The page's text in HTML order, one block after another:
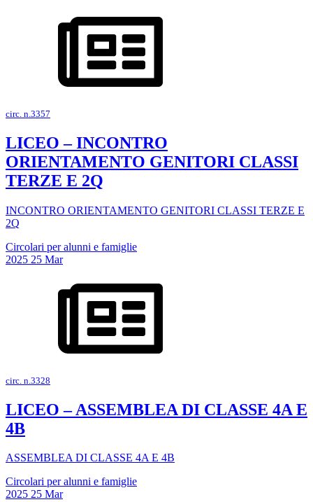
circ. n.3357
LICEO – INCONTRO
ORIENTAMENTO GENITORI CLASSI
TERZE E 2Q
INCONTRO ORIENTAMENTO GENITORI CLASSI TERZE E
2Q
Circolari per alunni e famiglie
2025 25 Mar
circ. n.3328
LICEO – ASSEMBLEA DI CLASSE 4A E
4B
ASSEMBLEA DI CLASSE 4A E 4B
Circolari per alunni e famiglie
2025 25 Mar